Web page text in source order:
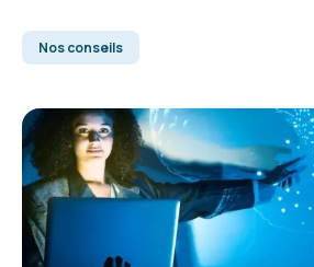
Nos conseils